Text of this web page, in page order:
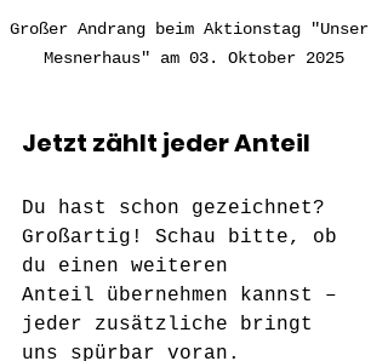
Großer Andrang beim Aktionstag "Unser
Mesnerhaus" am 03. Oktober 2025
Jetzt zählt jeder Anteil
Du hast schon gezeichnet?
Großartig! Schau bitte, ob
du einen weiteren
Anteil übernehmen kannst –
jeder zusätzliche bringt
uns spürbar voran.